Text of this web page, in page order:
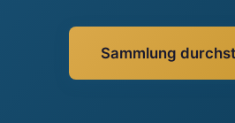
Sammlung